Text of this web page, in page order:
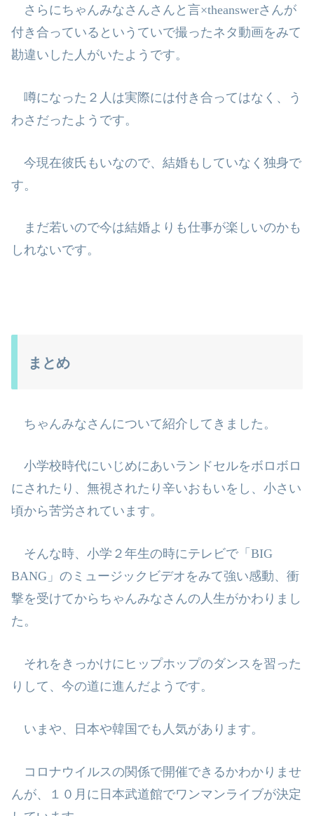
さらにちゃんみなさんさんと言×theanswerさんが
付き合っているというていで撮ったネタ動画をみて
勘違いした人がいたようです。
噂になった２人は実際には付き合ってはなく、う
わさだったようです。
今現在彼氏もいなので、結婚もしていなく独身で
す。
まだ若いので今は結婚よりも仕事が楽しいのかも
しれないです。
まとめ
ちゃんみなさんについて紹介してきました。
小学校時代にいじめにあいランドセルをボロボロ
にされたり、無視されたり辛いおもいをし、小さい
頃から苦労されています。
そんな時、小学２年生の時にテレビで「 BIG
BANG 」のミュージックビデオをみて強い感動、衝
撃を受けてからちゃんみなさんの人生がかわりまし
た。
それをきっかけにヒップホップのダンスを習った
りして、今の道に進んだよう です。
いまや、日本や韓国でも人気があります。
コロナウイルスの関係で開催できるかわかりませ
んが、１０月に日本武道館でワンマンライブが決定